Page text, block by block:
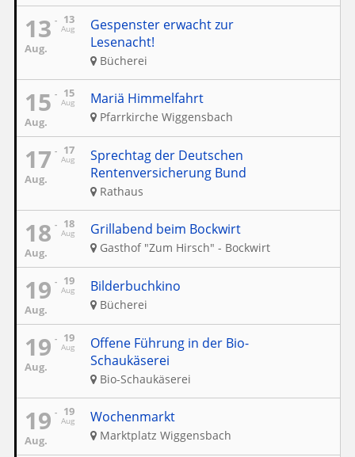
13
Aug
13
Aug.
Gespenster erwacht zur
Lesenacht!
Bücherei
15
Aug
15
Aug.
Mariä Himmelfahrt
Pfarrkirche Wiggensbach
17
Aug
17
Aug.
Sprechtag der Deutschen
Rentenversicherung Bund
Rathaus
18
Aug
18
Aug.
Grillabend beim Bockwirt
Gasthof "Zum Hirsch" - Bockwirt
19
Aug
19
Aug.
Bilderbuchkino
Bücherei
19
Aug
19
Aug.
Offene Führung in der Bio-
Schaukäserei
Bio-Schaukäserei
19
Aug
19
Aug.
Wochenmarkt
Marktplatz Wiggensbach